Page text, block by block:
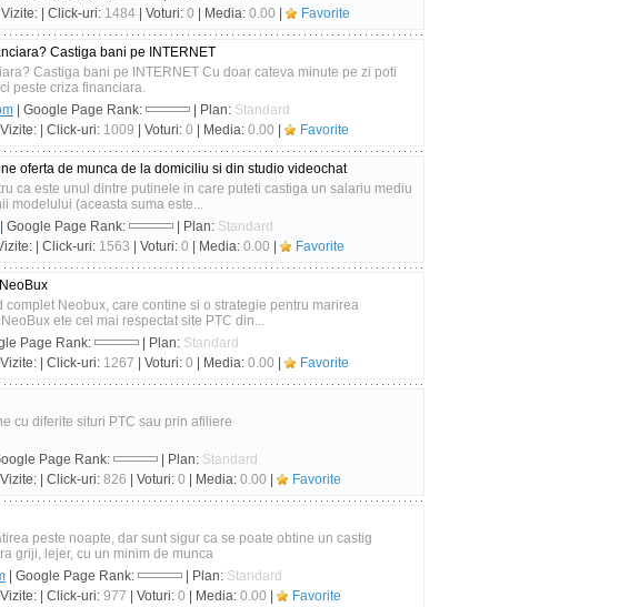
| Vizite: | Click-uri: 1484 | Voturi: 0 | Media: 0.00 Favorite
Castiga bani pe INTERNET
Castiga bani pe INTERNET Cu doar cateva minute pe zi poti
peste criza financiara.
| Google Page Rank: | Plan: Standard
Vizite: | Click-uri: 1009 | Voturi: 0 | Media: 0.00 Favorite
oferta de munca de la domiciliu si din studio videochat
ca este unul dintre putinele in care puteti castiga un salariu mediu
modelului (aceasta suma este...
| Google Page Rank: | Plan: Standard
| Click-uri: 1563 | Voturi: 0 | Media: 0.00 Favorite
complet Neobux, care contine si o strategie pentru marirea
ete cel mai respectat site PTC din...
Page Rank: | Plan: Standard
Vizite: | Click-uri: 1267 | Voturi: 0 | Media: 0.00 Favorite
cu diferite situri PTC sau prin afiliere
Page Rank: | Plan: Standard
Vizite: | Click-uri: 826 | Voturi: 0 | Media: 0.00 Favorite
peste noapte, dar sunt sigur ca se poate obtine un castig
griji, lejer, cu un minim de munca
| Google Page Rank: | Plan: Standard
Vizite: | Click-uri: 977 | Voturi: 0 | Media: 0.00 Favorite